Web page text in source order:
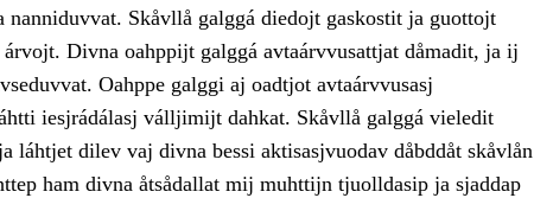
nanniduvvat. Skåvllå galggá diedojt gaskostit ja guottojt
Divna oahppijt galggá avtaárvvusattjat dåmadit, ja ij
Oahppe galggi aj oadtjot avtaárvvusasj
iesjrádálasj válljimijt dahkat. Skåvllå galggá vieledit
láhtjet dilev vaj divna bessi aktisasjvuodav dåbddåt skåvlån
ham divna åtsådallat mij muhttijn tjuolldasip ja sjaddap